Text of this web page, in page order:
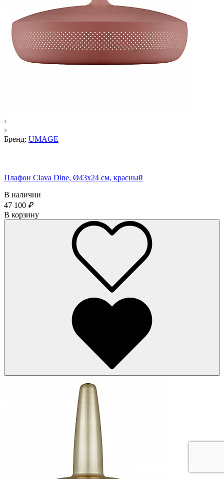
Бренд: UMAGE
Плафон Clava Dine, Ø43х24 см, красный
В наличии
47 100 ₽
В корзину